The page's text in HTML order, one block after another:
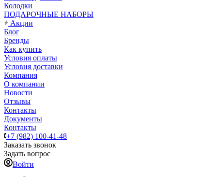
Колодки
ПОДАРОЧНЫЕ НАБОРЫ
Акции
Блог
Бренды
Как купить
Условия оплаты
Условия доставки
Компания
О компании
Новости
Отзывы
Контакты
Документы
Контакты
+7 (982) 100-41-48
Заказать звонок
Задать вопрос
Войти